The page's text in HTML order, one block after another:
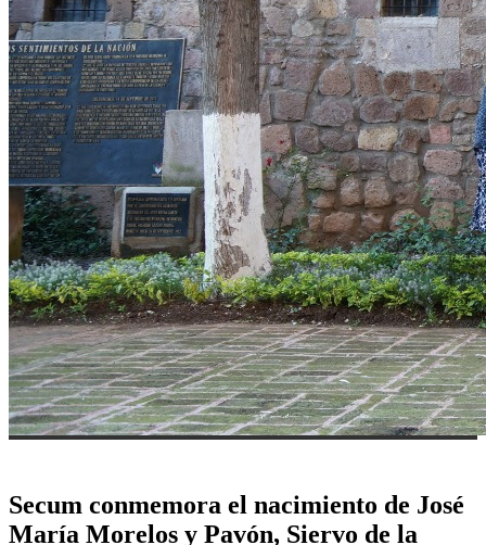
Secum conmemora el nacimiento de José
María Morelos y Pavón, Siervo de la